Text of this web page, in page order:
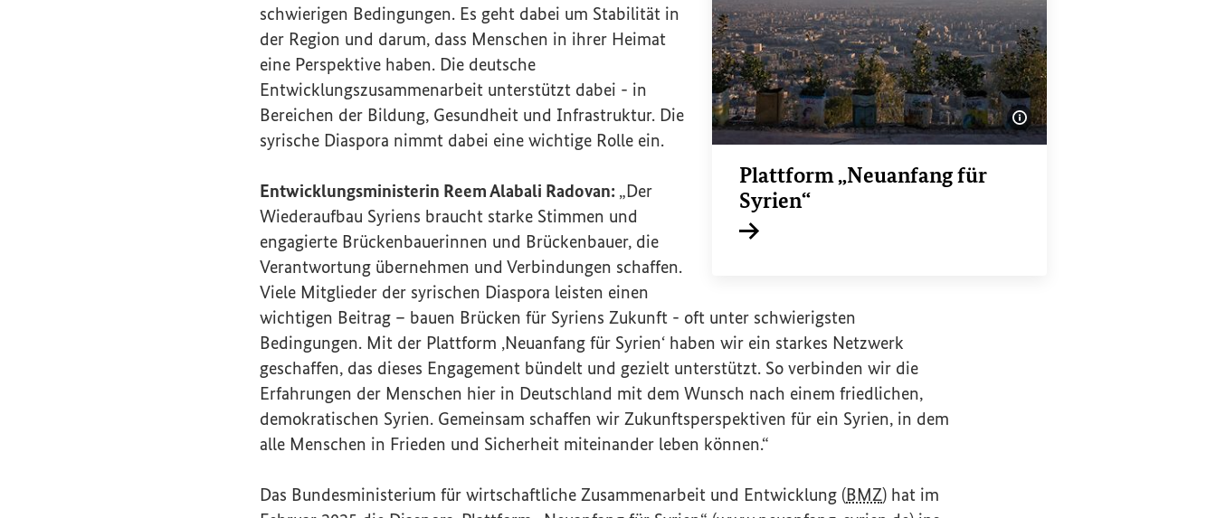
Bildinformationen
Plattform „Neuanfang für
Syrien“
schwierigen Bedingungen. Es geht dabei um Stabilität in
der Region und darum, dass Menschen in ihrer Heimat
eine Perspektive haben. Die deutsche
Entwicklungszusammenarbeit unterstützt dabei - in
Bereichen der Bildung, Gesundheit und Infrastruktur. Die
syrische Diaspora nimmt dabei eine wichtige Rolle ein.
Entwicklungsministerin Reem Alabali Radovan: „Der
Wiederaufbau Syriens braucht starke Stimmen und
engagierte Brückenbauerinnen und Brückenbauer, die
Verantwortung übernehmen und Verbindungen schaffen.
Viele Mitglieder der syrischen Diaspora leisten einen
wichtigen Beitrag – bauen Brücken für Syriens Zukunft - oft unter schwierigsten
Bedingungen. Mit der Plattform ‚Neuanfang für Syrien‘ haben wir ein starkes Netzwerk
geschaffen, das dieses Engagement bündelt und gezielt unterstützt. So verbinden wir die
Erfahrungen der Menschen hier in Deutschland mit dem Wunsch nach einem friedlichen,
demokratischen Syrien. Gemeinsam schaffen wir Zukunftsperspektiven für ein Syrien, in dem
alle Menschen in Frieden und Sicherheit miteinander leben können.“
Das Bundesministerium für wirtschaftliche Zusammenarbeit und Entwicklung (BMZ) hat im